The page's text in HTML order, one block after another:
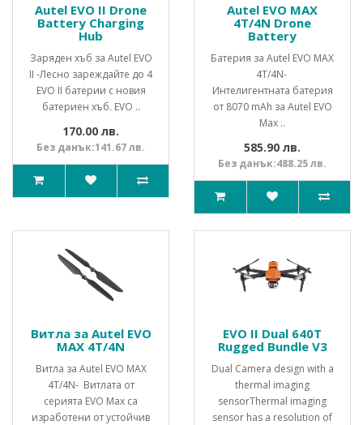
Autel EVO II Drone
Battery Charging
Hub
Заряден хъб за Autel EVO
II -Лесно зареждайте до 4
EVO II батерии с новия
батериен хъб. EVO ..
170.00 лв.
Без данък:141.67 лв.
Autel EVO MAX
4T/4N Drone
Battery
Батерия за Autel EVO MAX
4T/4N-
Интелигентната батерия
от 8070 mAh за Autel EVO
Max ..
585.90 лв.
Без данък:488.25 лв.
Витла за Autel EVO
MAX 4T/4N
Витла за Autel EVO MAX
4T/4N- Витлата от
серията EVO Max са
изработени от устойчив
EVO II Dual 640T
Rugged Bundle V3
Dual Camera design with a
thermal imaging
sensorThermal imaging
sensor has a resolution of